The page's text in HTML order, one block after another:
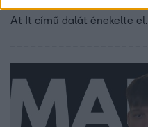
At It című dalát énekelte el.